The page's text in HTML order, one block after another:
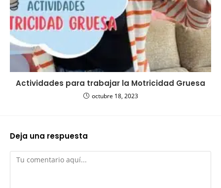
Actividades para trabajar la Motricidad Gruesa
octubre 18, 2023
Deja una respuesta